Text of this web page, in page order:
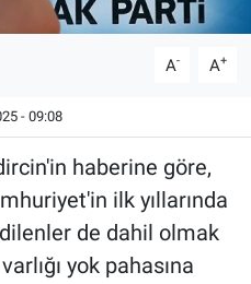
A- A+
- 09:08
haberine göre,
ilk yıllarında
de dahil olmak
yok pahasına